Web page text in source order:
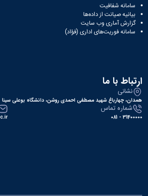
سامانه شفافیت
بیانیه صیانت از داده‌ها
گزارش آماری وب‌ سایت
سامانه فوریت‌های اداری (فؤاد)
ارتباط با ما
نشانی
همدان، چهارباغ شهید مصطفی احمدی روشن، دانشگاه بوعلی سینا
شماره تماس
31400000 - 081